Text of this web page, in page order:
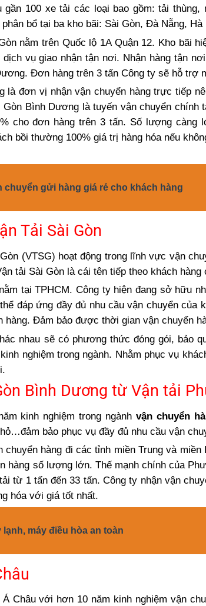
100 xe tải các loại bao gồm: tải thùng,
bổ tại ba kho bãi: Sài Gòn, Đà Nẵng, Hà
nằm trên Quốc lộ 1A Quận 12. Kho bãi
vụ giao nhận tận nơi. Nhận hàng tận
Đơn hàng trên 3 tấn Công ty sẽ hỗ trợ
là đơn vị nhận vận chuyển hàng trực tiếp
Gòn Bình Dương là tuyến vận chuyển
cho đơn hàng trên 3 tấn. Số lượng càng
bồi thường 100% giá trị hàng hóa nếu
chuyển gửi hàng giá rẻ cho khách hàng
Tải Sài Gòn
(VTSG) hoạt động trong lĩnh vực vận
tải Sài Gòn là cái tên tiếp theo khách hàng
tại TPHCM. Công ty hiện đang sở hữu
đáp ứng đầy đủ nhu cầu vận chuyển của
hàng. Đảm bảo được thời gian vận chuyển
nhau sẽ có phương thức đóng gói, bảo
nghiệm trong ngành. Nhằm phục vụ
Bình Dương từ Vận tải
kinh nghiệm trong ngànhvận chuyển
bảo phục vụ đầy đủ nhu cầu vận
hàng đi các tỉnh miền Trung và miền
hàng số lượng lớn. Thế mạnh chính của
từ 1 tấn đến 33 tấn. Công ty nhận vận
hóa với giá tốt nhất.
máy điều hòa an toàn
Châu với hơn 10 năm kinh nghiệm vận